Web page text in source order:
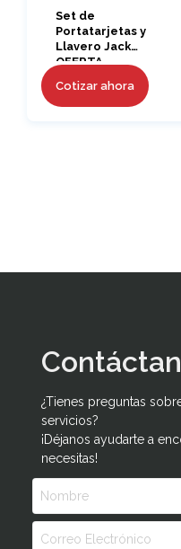
Set de
Portatarjetas y
Llavero Jack
OFERTA
Cotizar ahora
¿Tienes preguntas
servicios?
¡Déjanos ayudarte a
necesitas!